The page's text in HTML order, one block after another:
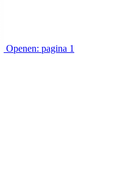
Openen: pagina 1